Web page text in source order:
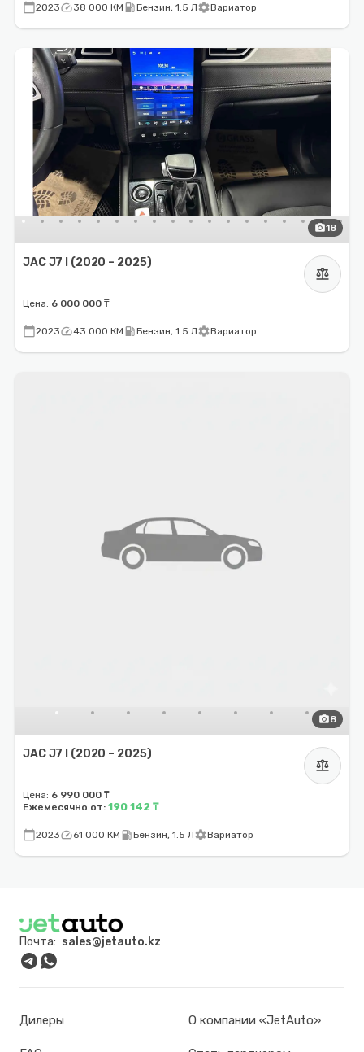
calendar_today2023speed38 000 КМ local_gas_stationБензин, 1.5 ЛsettingsВариатор
photo_camera18
JAC J7 I (2020 – 2025)
balance
Цена: 6 000 000 ₸
calendar_today2023speed43 000 КМ local_gas_stationБензин, 1.5 ЛsettingsВариатор
photo_camera8
JAC J7 I (2020 – 2025)
balance
Цена: 6 990 000 ₸
Ежемесячно от: 190 142 ₸
calendar_today2023speed61 000 КМ local_gas_stationБензин, 1.5 ЛsettingsВариатор
Почта: sales@jetauto.kz
Дилеры О компании «JetAuto»